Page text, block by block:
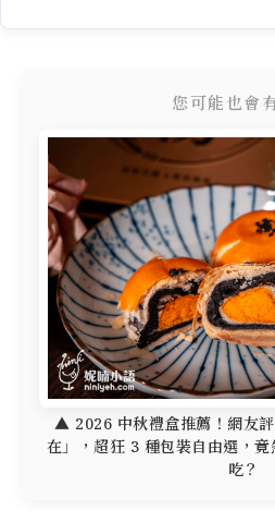
您可能也會
▲ 2026 中秋禮盒推薦！網友
在」，超狂 3 種包裝自由選，
吃？